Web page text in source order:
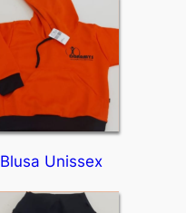
Blusa Unissex